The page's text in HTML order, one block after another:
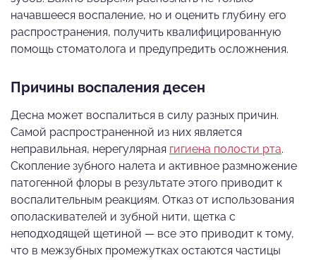
начавшееся воспаление, но и оценить глубину его
распространения, получить квалифицированную
помощь стоматолога и предупредить осложнения.
Причины воспаления десен
Десна может воспалиться в силу разных причин.
Самой распространенной из них является
неправильная, нерегулярная гигиена полости рта.
Скопление зубного налета и активное размножение
патогенной флоры в результате этого приводит к
воспалительным реакциям. Отказ от использования
ополаскивателей и зубной нити, щетка с
неподходящей щетиной — все это приводит к тому,
что в межзубных промежутках остаются частицы